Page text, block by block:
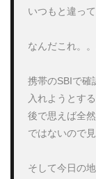
いつもと違っ
なんだこれ。。
携帯のSBIで確
入れようとす
後で思えば全
ではないので見
そして今日の